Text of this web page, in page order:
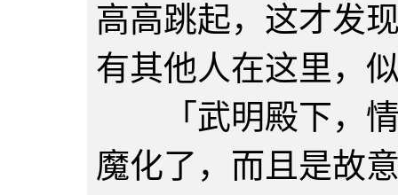
高高跳起，这才发
有其他人在这里，
「武明殿下，情
魔化了，而且是故